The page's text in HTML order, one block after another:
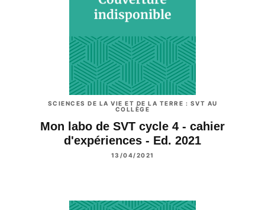
SCIENCES DE LA VIE ET DE LA TERRE : SVT AU
COLLÈGE
Mon labo de SVT cycle 4 - cahier
d'expériences - Ed. 2021
13/04/2021